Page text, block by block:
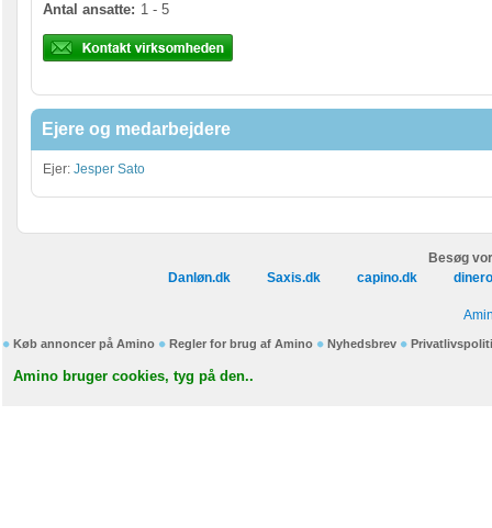
Antal ansatte: 1 - 5
Ejere og medarbejdere
Ejer: Jesper Sato
Besøg
Danløn.dk
Saxis.dk capino.dk
Køb annoncer på Amino Regler for brug af Amino Nyhedsbrev
Amino bruger cookies, tyg på den..